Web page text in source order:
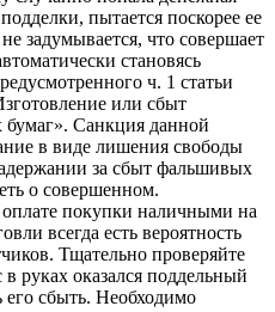
пытается поскорее ее
задумывается, что совершает
становясь
ч. 1 статьи
или сбыт
Санкция данной
в виде лишения свободы
за сбыт фальшивых
о совершенном.
покупки наличными на
всегда есть вероятность
Тщательно проверяйте
руках оказался поддельный
сбыть. Необходимо